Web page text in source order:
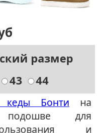
размер
43 44
Бонти на
для
и